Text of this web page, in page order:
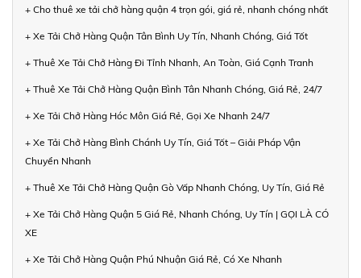
+ Cho thuê xe tải chở hàng quận 4 trọn gói, giá rẻ, nhanh chóng nhất
+ Xe Tải Chở Hàng Quận Tân Bình Uy Tín, Nhanh Chóng, Giá Tốt
+ Thuê Xe Tải Chở Hàng Đi Tỉnh Nhanh, An Toàn, Giá Cạnh Tranh
+ Thuê Xe Tải Chở Hàng Quận Bình Tân Nhanh Chóng, Giá Rẻ, 24/7
+ Xe Tải Chở Hàng Hóc Môn Giá Rẻ, Gọi Xe Nhanh 24/7
+ Xe Tải Chở Hàng Bình Chánh Uy Tín, Giá Tốt – Giải Pháp Vận
Chuyển Nhanh
+ Thuê Xe Tải Chở Hàng Quận Gò Vấp Nhanh Chóng, Uy Tín, Giá Rẻ
+ Xe Tải Chở Hàng Quận 5 Giá Rẻ, Nhanh Chóng, Uy Tín | GỌI LÀ CÓ
XE
+ Xe Tải Chở Hàng Quận Phú Nhuận Giá Rẻ, Có Xe Nhanh